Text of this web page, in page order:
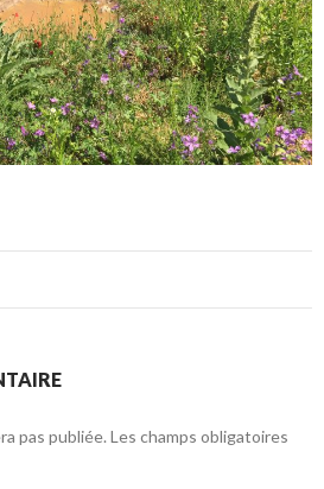
pas publiée. Les champs obligatoires